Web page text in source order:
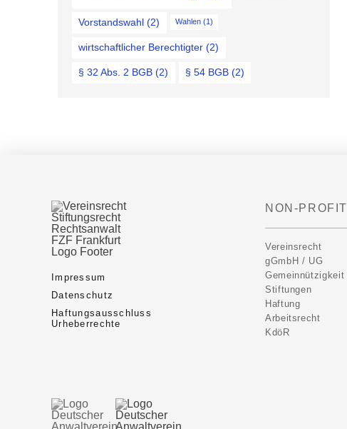
Vorstandswahl (2) Wahlen(1)
wirtschaftlicher Berechtigter (2)
§ 32 Abs. 2 BGB (2) § 54 BGB (2)
Impressum
Datenschutz
Haftungsausschluss
Urheberrechte
NON-PROFIT
Vereinsrecht
gGmbH / UG
Gemeinnützigkeit
Stiftungen
Haftung
Arbeitsrecht
KdöR